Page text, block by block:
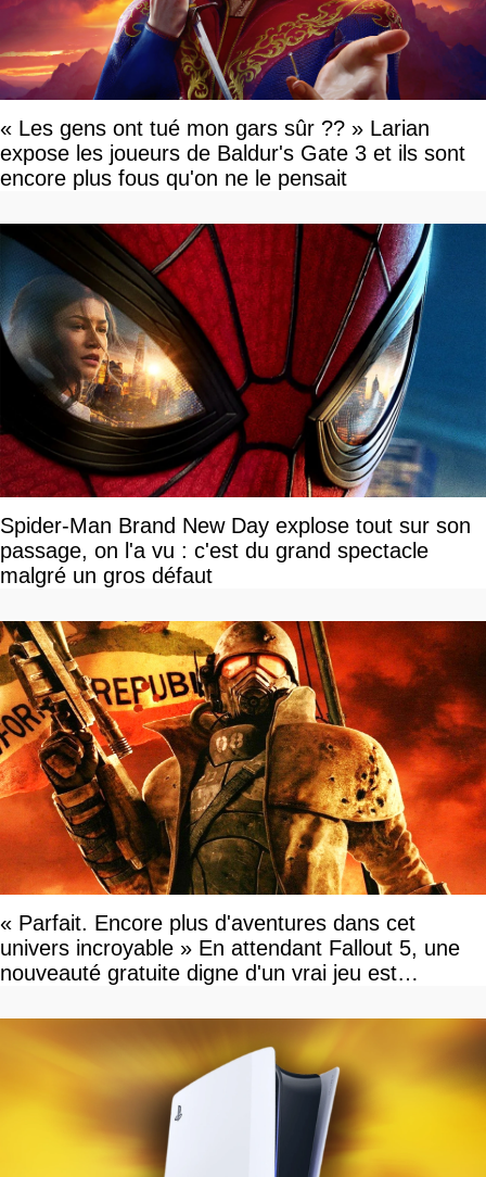
« Les gens ont tué mon gars sûr ?? » Larian
expose les joueurs de Baldur's Gate 3 et ils sont
encore plus fous qu'on ne le pensait
Spider-Man Brand New Day explose tout sur son
passage, on l'a vu : c'est du grand spectacle
malgré un gros défaut
« Parfait. Encore plus d'aventures dans cet
univers incroyable » En attendant Fallout 5, une
nouveauté gratuite digne d'un vrai jeu est